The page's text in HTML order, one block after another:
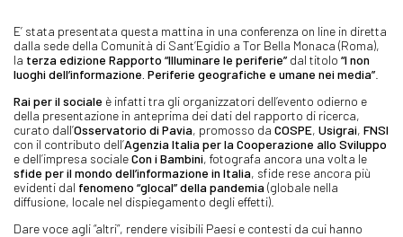
E’ stata presentata questa mattina in una conferenza on line in diretta
dalla sede della Comunità di Sant’Egidio a Tor Bella Monaca (Roma),
la terza edizione Rapporto “Illuminare le periferie” dal titolo “I non
luoghi dell’informazione. Periferie geografiche e umane nei media”
Rai per il sociale è infatti tra gli organizzatori dell’evento odierno e
della presentazione in anteprima dei dati del rapporto di ricerca,
curato dall’Osservatorio di Pavia, promosso da COSPE, Usigrai, FNSI
con il contributo dell’Agenzia Italia per la Cooperazione allo Sviluppo
e dell’impresa socialeCon i Bambini, fotografa ancora una volta le
sfide per il mondo dell’informazione in Italia, sfide rese ancora più
evidenti dal fenomeno “glocal” della pandemia (globale nella
diffusione, locale nel dispiegamento degli effetti).
Dare voce agli “altri”, rendere visibili Paesi e contesti da cui hanno